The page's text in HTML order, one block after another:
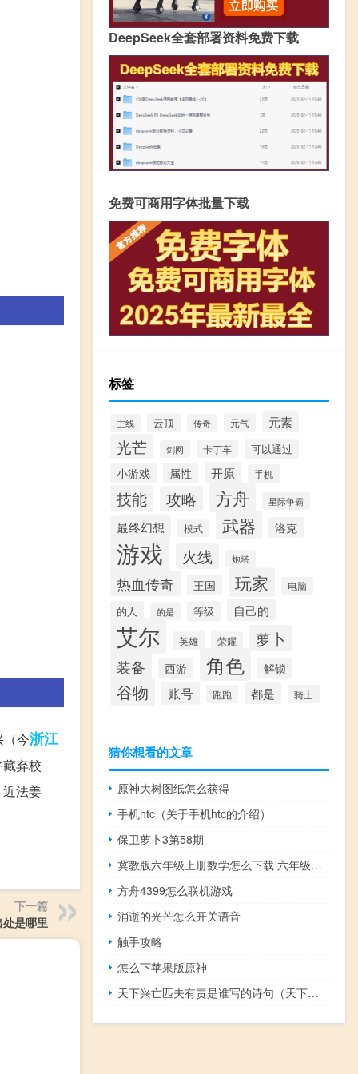
今浙江
弃校
法姜
下一篇
是哪里
DeepSeek全套部署资料免费下载
免费可商用字体批量下载
标签
主线 云顶 传奇 元气 元素
光芒 剑网 卡丁车 可以通过
小游戏 属性 开原 手机
技能 攻略 方舟 星际争霸
最终幻想 模式 武器 洛克
游戏 火线 炮塔
热血传奇 王国 玩家 电脑
的人 的是 等级 自己的
艾尔 英雄 荣耀 萝卜
装备 西游 角色 解锁
谷物 账号 跑跑 都是 骑士
猜你想看的文章
原神大树图纸怎么获得
手机htc（关于手机htc的介绍）
保卫萝卜3第58期
冀教版六年级上册数学怎么下载 六年级上册数学网课免费
方舟4399怎么联机游戏
消逝的光芒怎么开关语音
触手攻略
怎么下苹果版原神
天下兴亡匹夫有责是谁写的诗句（天下兴亡）